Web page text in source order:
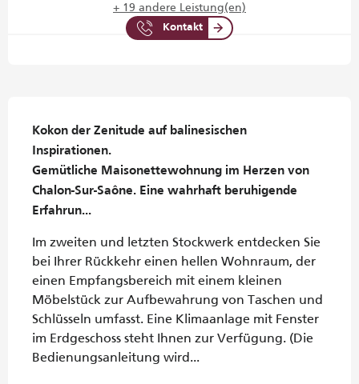
+ 19 andere Leistung(en)
Kontakt
Kokon der Zenitude auf balinesischen
Inspirationen.
Gemütliche Maisonettewohnung im Herzen von
Chalon-Sur-Saône. Eine wahrhaft beruhigende
Erfahrun...
Im zweiten und letzten Stockwerk entdecken Sie
bei Ihrer Rückkehr einen hellen Wohnraum, der
einen Empfangsbereich mit einem kleinen
Möbelstück zur Aufbewahrung von Taschen und
Schlüsseln umfasst. Eine Klimaanlage mit Fenster
im Erdgeschoss steht Ihnen zur Verfügung. (Die
Bedienungsanleitung wird...